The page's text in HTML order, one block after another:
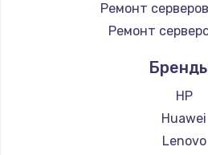
Ремонт
Ремонт
HP
Huawei
Lenovo